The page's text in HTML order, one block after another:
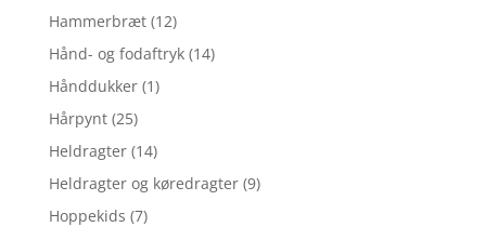
Hammerbræt (12)
Hånd- og fodaftryk (14)
Hånddukker (1)
Hårpynt (25)
Heldragter (14)
Heldragter og køredragter (9)
Hoppekids (7)